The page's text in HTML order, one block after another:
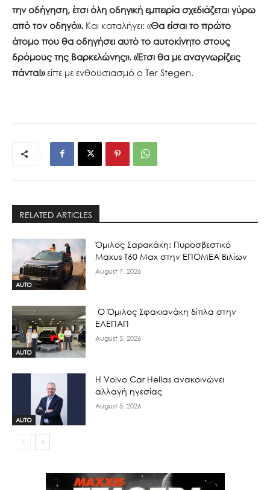
την οδήγηση, έτσι όλη οδηγική εμπειρία σχεδιάζεται γύρω
από τον οδηγό». Και καταλήγει: «Θα είσαι το πρώτο
άτομο που θα οδηγήσει αυτό το αυτοκίνητο στους
δρόμους της Βαρκελώνης». «Έτσι θα με αναγνωρίζεις
πάντα!»είπε με ενθουσιασμό ο Ter Stegen.
RELATED ARTICLES
AUTO
Όμιλος Σαρακάκη: Πυροσβεστικό
Maxus T60 Max στην ΕΠΟΜΕΑ Βιλίων
August 7, 2026
AUTO
Ο Όμιλος Σφακιανάκη δίπλα στην
ΕΛΕΠΑΠ
August 5, 2026
AUTO
H Volvo Car Hellas ανακοινώνει
αλλαγή ηγεσίας
August 5, 2026